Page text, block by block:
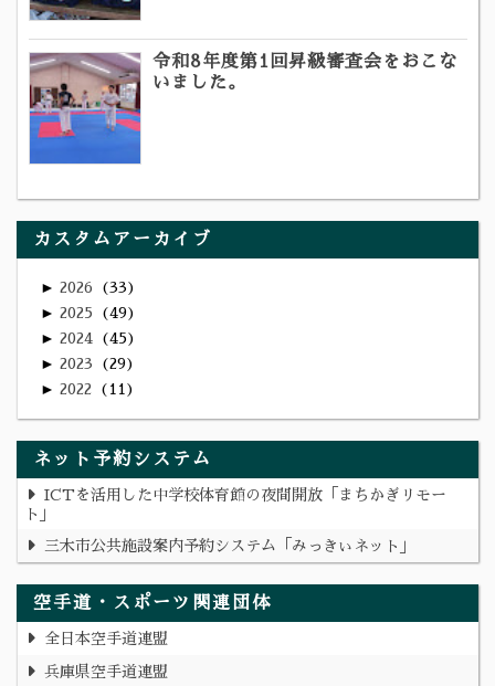
令和8年度第1回昇級審査会をおこな
いました。
カスタムアーカイブ
► 2026 33
► 2025 49
► 2024 45
► 2023 29
► 2022 11
ネット予約システム
ICTを活用した中学校体育館の夜間開放「まちかぎリモー
ト」
三木市公共施設案内予約システム「みっきぃネット」
空手道・スポーツ関連団体
全日本空手道連盟
兵庫県空手道連盟